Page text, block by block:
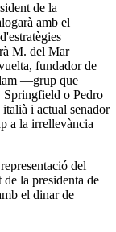
de la
amb el
M. del Mar
fundador de
—grup que
Springfield o Pedro
i actual senador
a la irrellevància
del
la presidenta de
el dinar de